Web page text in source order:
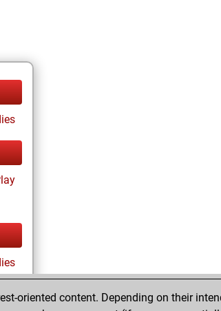
oriented content. Depending on their